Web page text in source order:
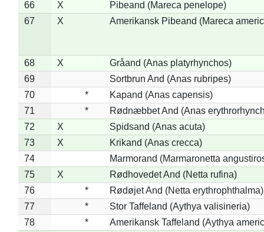
66
X
Pibeand (Mareca penelope)
67
X Amerikansk Pibeand (Mareca
68 X
Gråand (Anas platyrhynchos)
69
Sortbrun And (Anas rubripes)
70
*
Kapand (Anas capensis)
71
*
Rødnæbbet And (Anas
72
X
Spidsand (Anas acuta)
73
X
Krikand (Anas crecca)
74
Marmorand (Marmaronetta
75
X
Rødhovedet And (Netta rufina)
76
*
Rødøjet And (Netta erythrophthalma)
77
*
Stor Taffeland (Aythya valisineria)
78
*
Amerikansk Taffeland (Aythya